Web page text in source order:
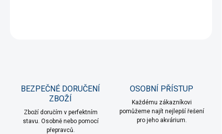
BEZPEČNÉ DORUČENÍ
ZBOŽÍ
Zboží doručím v perfektním
stavu. Osobně nebo pomocí
přepravců.
OSOBNÍ PŘÍSTUP
Každému zákazníkovi
pomůžeme najít nejlepší řešení
pro jeho akvárium.